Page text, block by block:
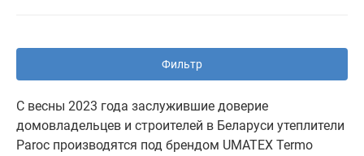
Фильтр
С весны 2023 года заслужившие доверие
домовладельцев и строителей в Беларуси утеплители
Paroc производятся под брендом UMATEX Termo